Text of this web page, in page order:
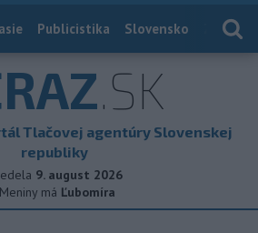
Publicistika Slovensko
.SK
Tlačovej agentúry Slovenskej
republiky
9. august 2026
Meniny má Ľubomíra